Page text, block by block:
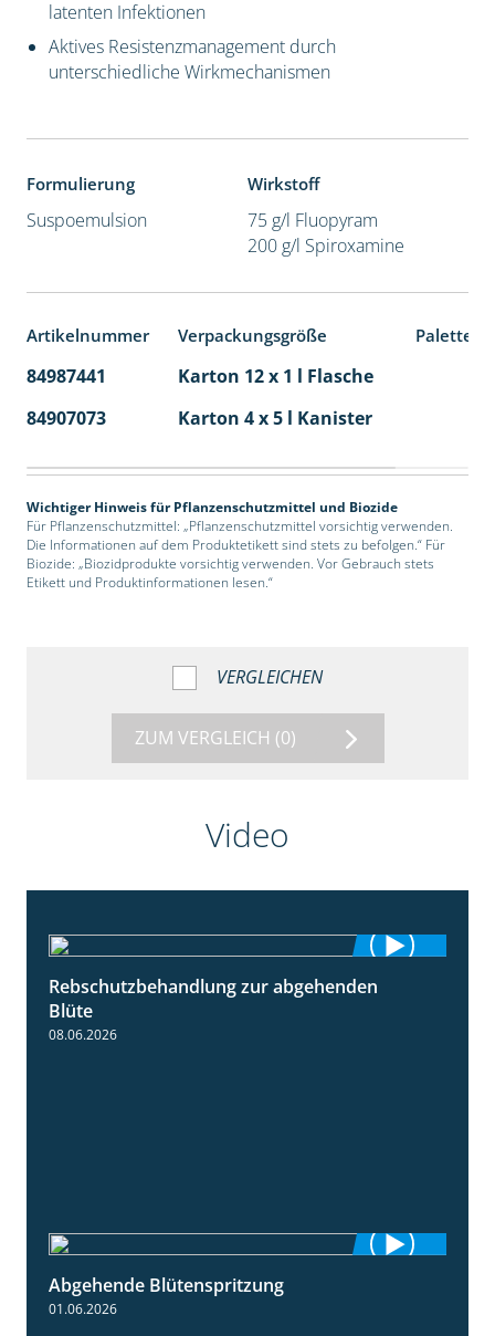
latenten Infektionen
Aktives Resistenzmanagement durch
unterschiedliche Wirkmechanismen
Formulierung
Suspoemulsion
Wirkstoff
75 g/l Fluopyram
200 g/l Spiroxamine
Artikelnummer Verpackungsgröße
84987441 Karton 12 x 1 l Flasche
84907073
Karton 4 x 5 l Kanister
Wichtiger Hinweis für Pflanzenschutzmittel und Biozide
Für Pflanzenschutzmittel: „Pflanzenschutzmittel vorsichtig verwenden.
Die Informationen auf dem Produktetikett sind stets zu befolgen.“ Für
Biozide: „Biozidprodukte vorsichtig verwenden. Vor Gebrauch stets
Etikett und Produktinformationen lesen.“
VERGLEICHEN
ZUM VERGLEICH (0)
Video
3:06
Rebschutzbehandlung zur abgehenden
Blüte
08.06.2026
Abgehende Blütenspritzung
01.06.2026